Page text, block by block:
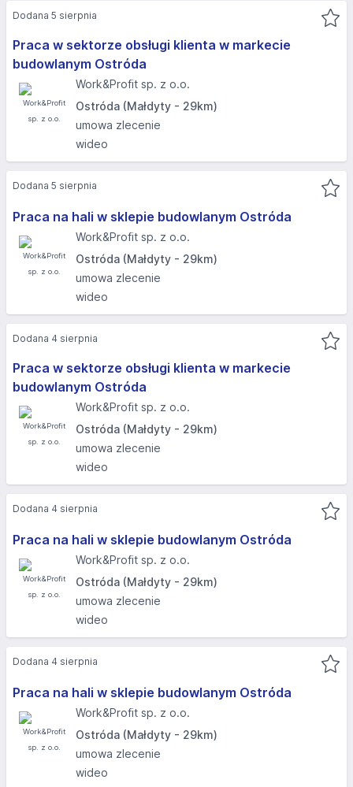
Praca w sektorze obsługi klienta w markecie
budowlanym Ostróda
Work&Profit sp. z o.o.
Ostróda (Małdyty - 29km)
umowa zlecenie
wideo
Dodana 5 sierpnia
Praca na hali w sklepie budowlanym Ostróda
Work&Profit sp. z o.o.
Ostróda (Małdyty - 29km)
umowa zlecenie
wideo
Dodana 5 sierpnia
Praca w sektorze obsługi klienta w markecie
budowlanym Ostróda
Work&Profit sp. z o.o.
Ostróda (Małdyty - 29km)
umowa zlecenie
wideo
Dodana 4 sierpnia
Praca na hali w sklepie budowlanym Ostróda
Work&Profit sp. z o.o.
Ostróda (Małdyty - 29km)
umowa zlecenie
wideo
Dodana 4 sierpnia
Praca na hali w sklepie budowlanym Ostróda
Work&Profit sp. z o.o.
Ostróda (Małdyty - 29km)
umowa zlecenie
wideo
Dodana 4 sierpnia